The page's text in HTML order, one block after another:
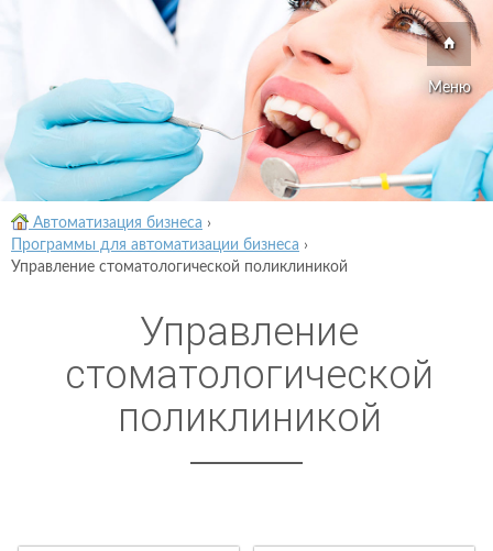
Меню
Автоматизация бизнеса ›
Программы для автоматизации бизнеса ›
Управление стоматологической поликлиникой
Управление
стоматологической
поликлиникой